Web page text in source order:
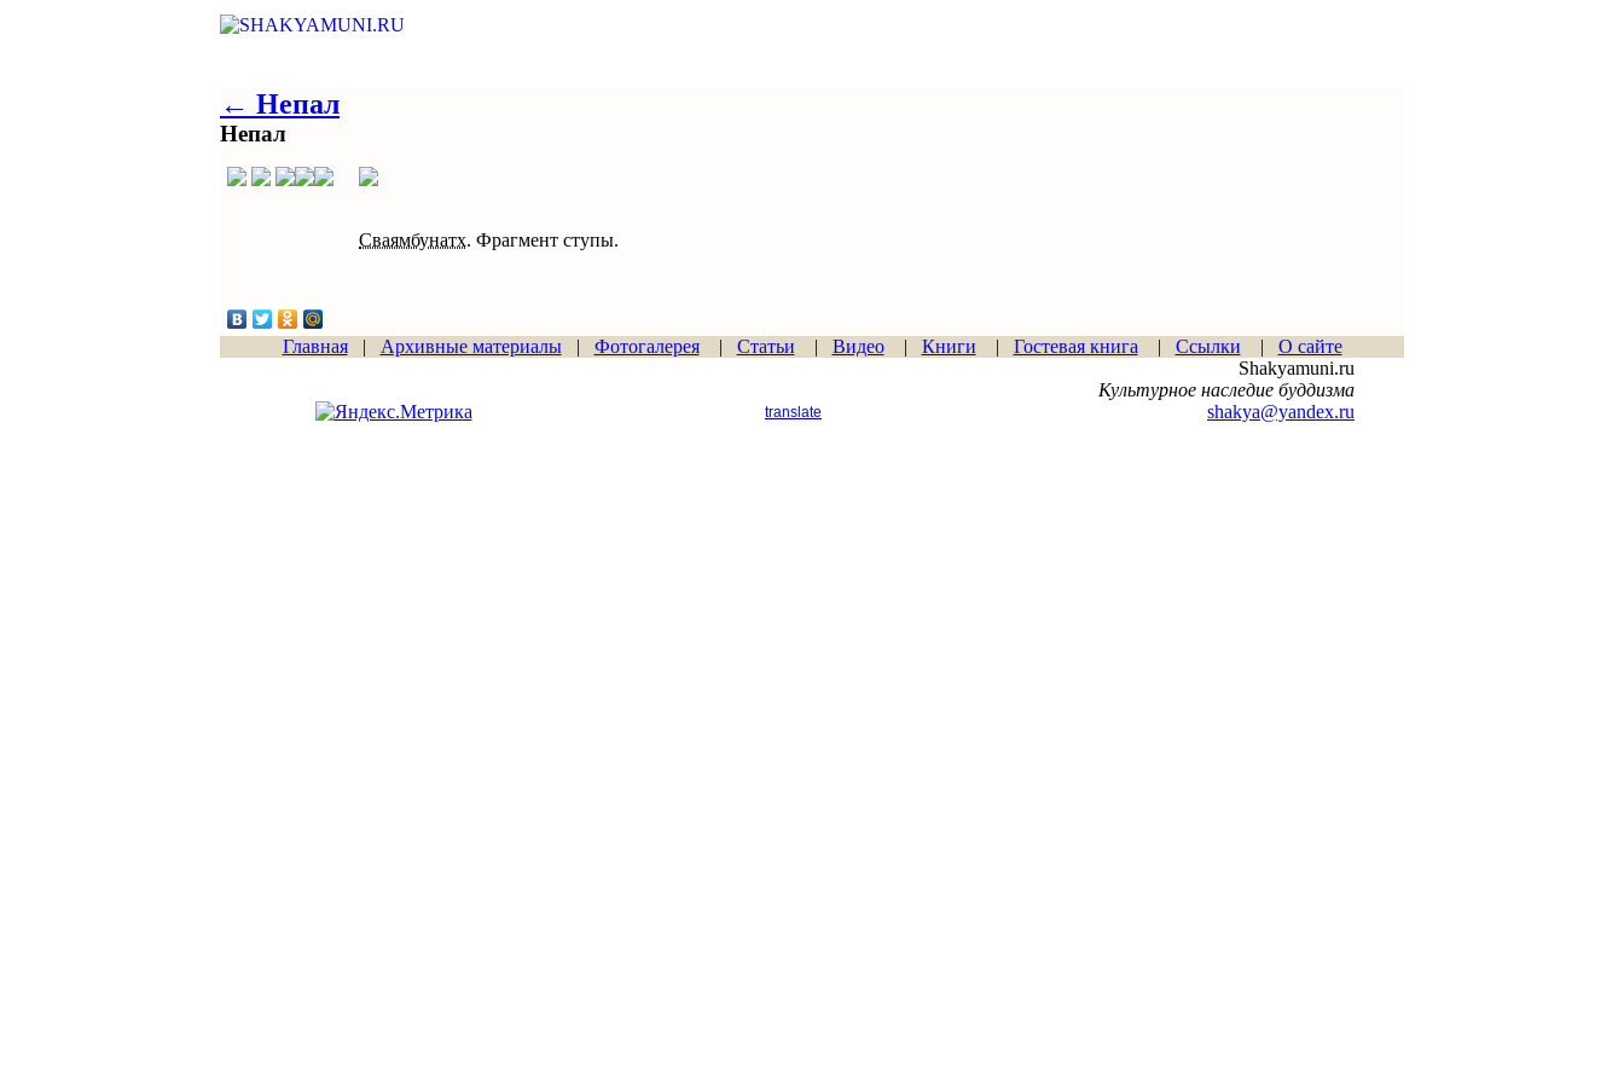
← Непал
Непал
Сваямбунатх. Фрагмент ступы.
Главная| Архивные материалы| Фотогалерея| Статьи | Видео| Книги | Гостевая книга | Ссылки | О сайте
translate
Shakyamuni.ru
Культурное наследие буддизма
shakya@yandex.ru